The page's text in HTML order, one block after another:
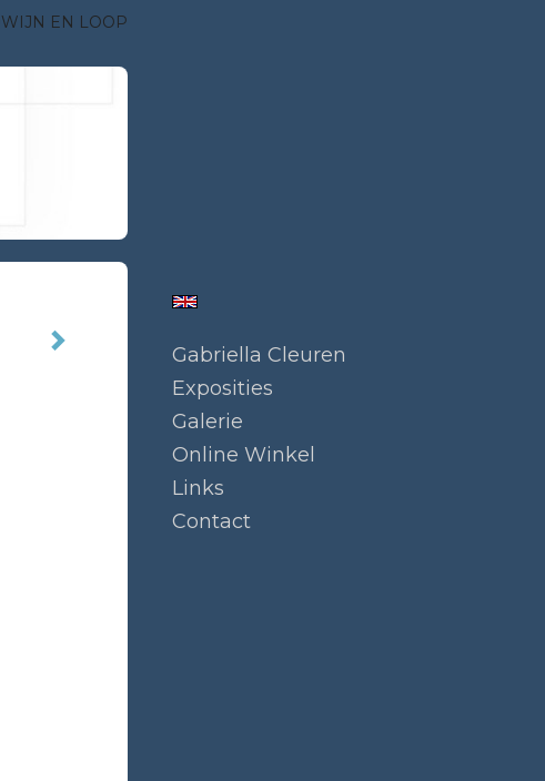
EN LOOP
Gabriella Cleuren
Exposities
Galerie
Online Winkel
Links
Contact